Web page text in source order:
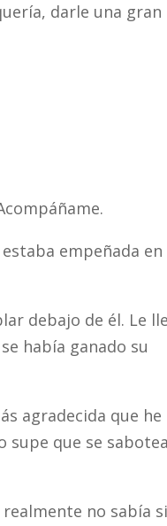
darle una gran
empeñada en
debajo de él. Le
había ganado su
agradecida que he
supe que se
no sabía